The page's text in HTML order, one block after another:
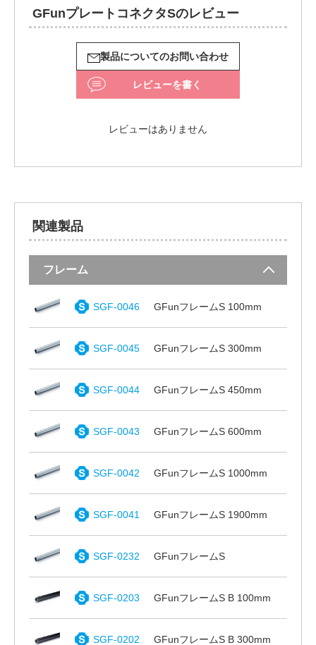
GFunプレートコネクタSのレビュー
製品についてのお問い合わせ
レビューを書く
レビューはありません
関連製品
フレーム
SGF-0046 GFunフレームS 100mm
SGF-0045 GFunフレームS 300mm
SGF-0044 GFunフレームS 450mm
SGF-0043 GFunフレームS 600mm
SGF-0042 GFunフレームS 1000mm
SGF-0041 GFunフレームS 1900mm
SGF-0232 GFunフレームS
SGF-0203 GFunフレームS B 100mm
SGF-0202 GFunフレームS B 300mm